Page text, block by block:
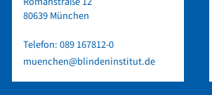
80639 München
Telefon:089 167812-0
muenchen@blindeninstitut.de